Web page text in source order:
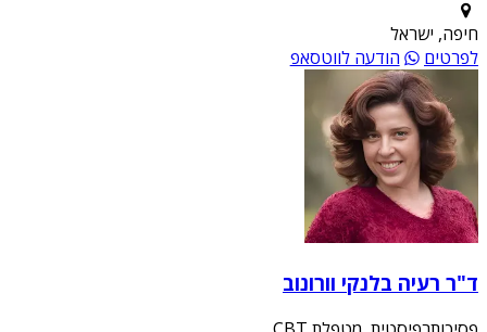
חיפה, ישראל
לפרטים
הודעה לווטסאפ
ד"ר רעיה בלנקי וורונוב